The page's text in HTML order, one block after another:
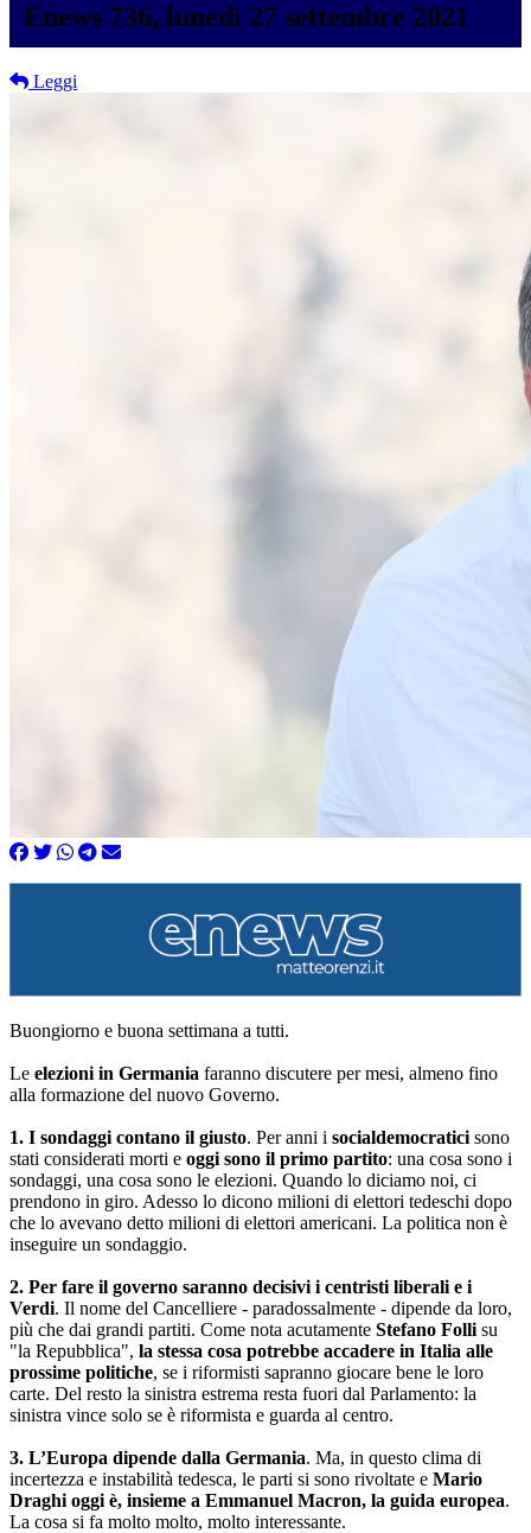
Enews 736, lunedì 27 settembre 2021
Leggi
Buongiorno e buona settimana a tutti.
Le elezioni in Germania faranno discutere per mesi, almeno fino
alla formazione del nuovo Governo.
1. I sondaggi contano il giusto. Per anni i socialdemocratici sono
stati considerati morti e oggi sono il primo partito: una cosa sono i
sondaggi, una cosa sono le elezioni. Quando lo diciamo noi, ci
prendono in giro. Adesso lo dicono milioni di elettori tedeschi dopo
che lo avevano detto milioni di elettori americani. La politica non è
inseguire un sondaggio.
2. Per fare il governo saranno decisivi i centristi liberali e i
Verdi. Il nome del Cancelliere - paradossalmente - dipende da loro,
più che dai grandi partiti. Come nota acutamente Stefano Folli su
"la Repubblica", la stessa cosa potrebbe accadere in Italia alle
prossime politiche, se i riformisti sapranno giocare bene le loro
carte. Del resto la sinistra estrema resta fuori dal Parlamento: la
sinistra vince solo se è riformista e guarda al centro.
3. L’Europa dipende dalla Germania. Ma, in questo clima di
incertezza e instabilità tedesca, le parti si sono rivoltate e Mario
Draghi oggi è, insieme a Emmanuel Macron, la guida europea.
La cosa si fa molto molto, molto interessante.